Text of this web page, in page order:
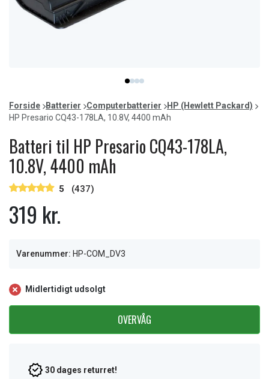
item
0
item
1
item
2
item
3
of
4
Forside Batterier Computerbatterier
HP (Hewlett Packard)
HP Presario CQ43-178LA, 10.8V, 4400 mAh
Batteri til HP Presario CQ43-178LA,
10.8V, 4400 mAh
5 (437)
319 kr.
Varenummer: HP-COM_DV3
Midlertidigt udsolgt
OVERVÅG
30 dages returret!